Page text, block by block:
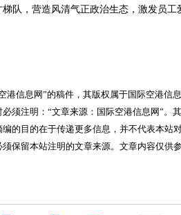
队，营造风清气正政治生态，激发员工
信息网”的稿件，其版权属于国际空港信
须注明：“文章来源：国际空港信息网”。
的目的在于传递更多信息，并不代表本站
保留本站注明的文章来源。文章内容仅供